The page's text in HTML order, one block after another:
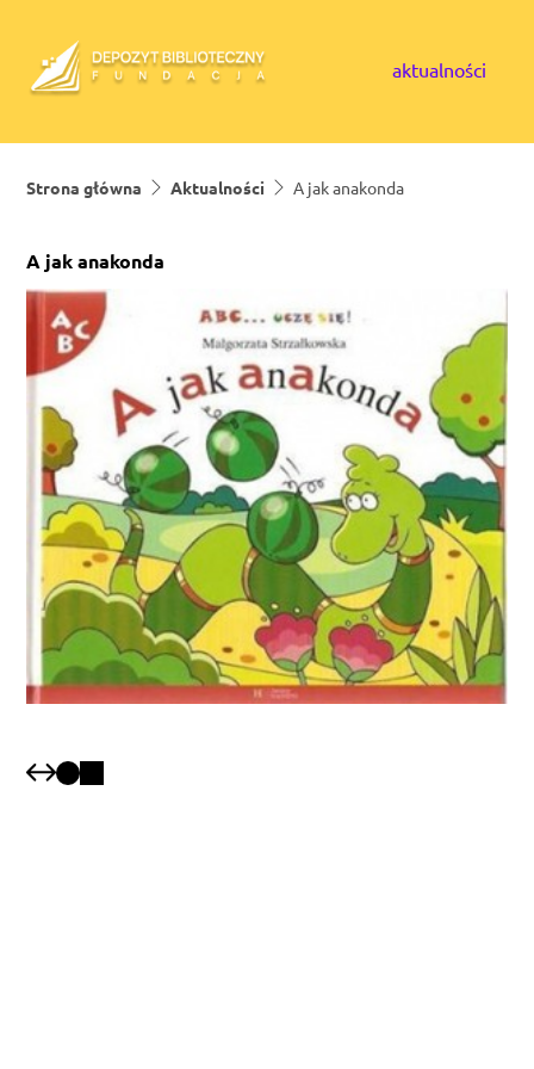
aktualności
Strona główna Aktualności A jak anakonda
A jak anakonda